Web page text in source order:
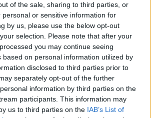
of the sale, sharing to third parties, or
personal or sensitive information for
by us, please use the below opt-out
selection. Please note that after your
you may continue seeing
based on personal information utilized by
disclosed to third parties prior to
separately opt-out of the further
information by third parties on the
participants. This information may
us to third parties on the IAB’s List of
insasi intrece orice altceva. Ea va